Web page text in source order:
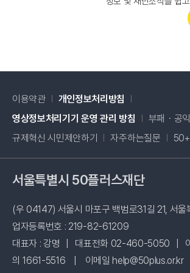
이용약관
개인정보처리방침
영상정보처리기기 운영 관리 방침
부패・공
규제혁신 시민제안하기 새창 열림
자주하는질문
서울특별시 50플러스재단
(우 04147) 서울시 마포구 백범로31길 21, 서울
업자등록번호 : 219-82-61209
대표자 : 강명
대표전화 02-460-5050
의 1661-5516
이메일 help@50plus.or.kr